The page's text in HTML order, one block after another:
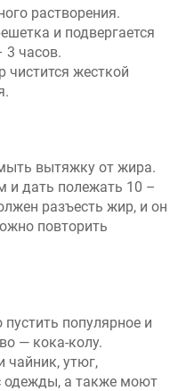
растворения.
и подвергается
3 часов.
чистится жесткой
вытяжку от жира.
и дать полежать 10 –
разъесть жир, и он
повторить
популярное и
— кока-колу.
утюг,
одежды, а также моют